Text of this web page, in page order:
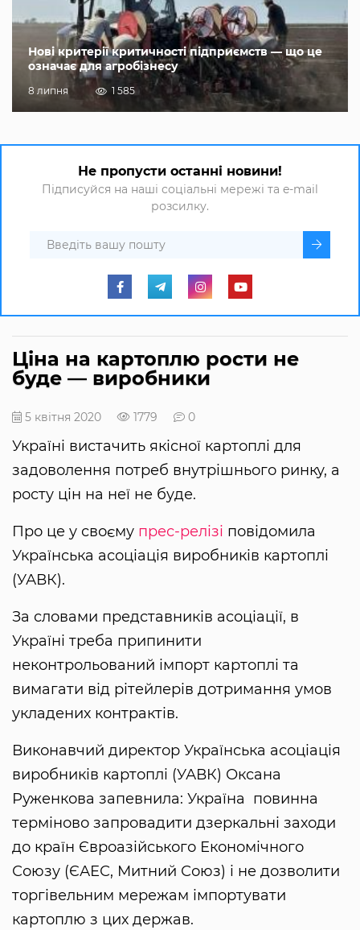
Нові критерії критичності підприємств — що це
означає для агробізнесу
8 липня 1 585
Не пропусти останні новини!
Підписуйся на наші соціальні мережі та e-mail
розсилку.
Ціна на картоплю рости не
буде — виробники
5 квітня 2020 1779 0
Україні вистачить якісної картоплі для
задоволення потреб внутрішнього ринку, а
росту цін на неї не буде.
Про це у своєму прес-релізі повідомила
Українська асоціація виробників картоплі
(УАВК).
За словами представників асоціації, в
Україні треба припинити
неконтрольований імпорт картоплі та
вимагати від рітейлерів дотримання умов
укладених контрактів.
Виконавчий директор Українська асоціація
виробників картоплі (УАВК) Оксана
Руженкова запевнила: Україна повинна
терміново запровадити дзеркальні заходи
до країн Євроазійського Економічного
Союзу (ЄАЕС, Митний Союз) і не дозволити
торгівельним мережам імпортувати
картоплю з цих держав.